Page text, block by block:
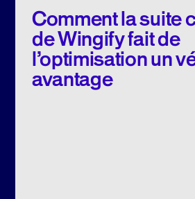
Comment la suite
de Wingify fait de
l’optimisation un
avantage